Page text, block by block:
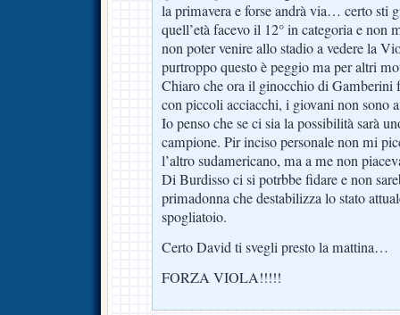
la primavera e forse andrà via… certo sti
quell’età facevo il 12° in categoria e non
non poter venire allo stadio a vedere la
purtroppo questo è peggio ma per altri
Chiaro che ora il ginocchio di Gamberini
con piccoli acciacchi, i giovani non sono
Io penso che se ci sia la possibilità sarà
campione. Pir inciso personale non mi
l’altro sudamericano, ma a me non
Di Burdisso ci si potrbbe fidare e non
primadonna che destabilizza lo stato
spogliatoio.
Certo David ti svegli presto la mattina…
FORZA VIOLA!!!!!